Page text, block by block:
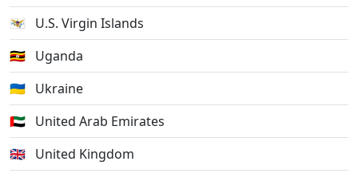
🇻🇮
U.S. Virgin Islands
🇺🇬 Uganda
🇺🇦 Ukraine
🇦🇪 United Arab Emirates
🇬🇧 United Kingdom